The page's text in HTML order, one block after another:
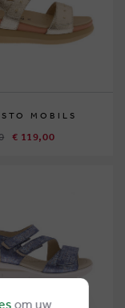
MOBILS
€ 119,00
om uw